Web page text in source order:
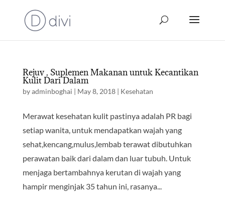
Rejuv , Suplemen Makanan untuk Kecantikan
Kulit Dari Dalam
byadminboghai | May 8, 2018| Kesehatan
Merawat kesehatan kulit pastinya adalah PR bagi
setiap wanita, untuk mendapatkan wajah yang
sehat,kencang,mulus,lembab terawat dibutuhkan
perawatan baik dari dalam dan luar tubuh. Untuk
menjaga bertambahnya kerutan di wajah yang
hampir menginjak 35 tahun ini, rasanya...